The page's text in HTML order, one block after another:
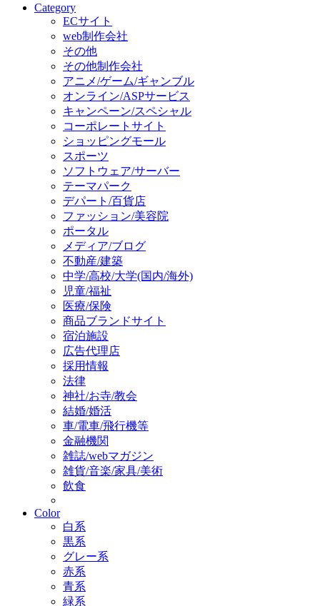
Category
ECサイト
web制作会社
その他
その他制作会社
アニメ/ゲーム/ギャンブル
オンライン/ASPサービス
キャンペーン/スペシャル
コーポレートサイト
ショッピングモール
スポーツ
ソフトウェア/サーバー
テーマパーク
デパート/百貨店
ファッション/美容院
ポータル
メディア/ブログ
不動産/建築
中学/高校/大学(国内/海外)
児童/福祉
医療/保険
商品ブランドサイト
宿泊施設
広告代理店
採用情報
法律
神社/お寺/教会
結婚/婚活
車/電車/飛行機等
金融機関
雑誌/webマガジン
雑貨/音楽/家具/美術
飲食
Color
白系
黒系
グレー系
赤系
青系
緑系